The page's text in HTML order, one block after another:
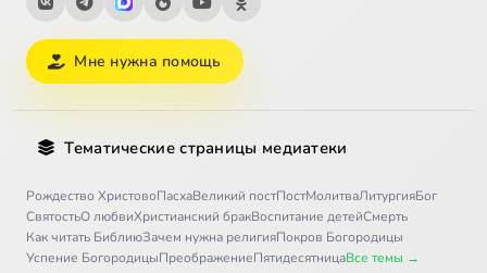
Мне нужна помощь
Тематические страницы медиатеки
Рождество ХристовоПасхаВеликий постПостМолитваЛитургияБог
СвятостьО любвиХристианский бракВоспитание детейСмерть
Как читать БиблиюЗачем нужна религияПокров Богородицы
Успение БогородицыПреображениеПятидесятницаВсе темы →